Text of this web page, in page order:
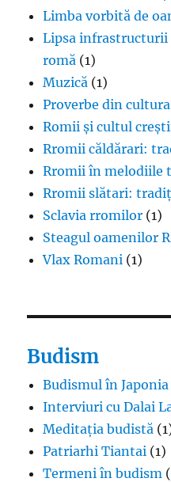
Limba vorbită de
Lipsa
romă (1)
Muzică (1)
Proverbe din
Romii și cultul
Rromii căldărari:
Rromii în melodiile
Rromii slătari:
Sclavia rromilor (1)
Steagul oamenilor
Vlax Romani (1)
Budism
Budismul în Japonia
Interviuri cu Dalai
Meditația budistă
Patriarhi Tiantai (1)
Termeni în budism